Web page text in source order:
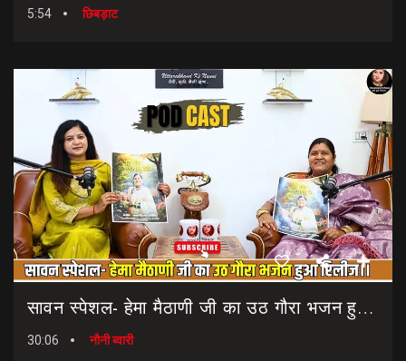
5:54 छिबड़ाट
सावन स्पेशल- हेमा मैठाणी जी का उठ गौरा भजन हुआ रिलीज।। Sawan Special Bhajan || Uth Gaura Bhajan
30:06 नौनी ब्वारी